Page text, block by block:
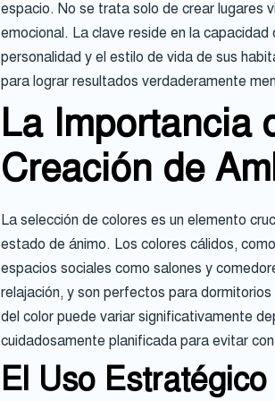
espacio. No se trata solo de crear lugares
emocional. La clave reside en la
personalidad y el estilo de vida de sus
para lograr resultados verdaderamente
La Importancia
Creación de
La selección de colores es un elemento
estado de ánimo. Los colores cálidos,
espacios sociales como salones y
relajación, y son perfectos para
del color puede variar significativamente
cuidadosamente planificada para evitar
El Uso